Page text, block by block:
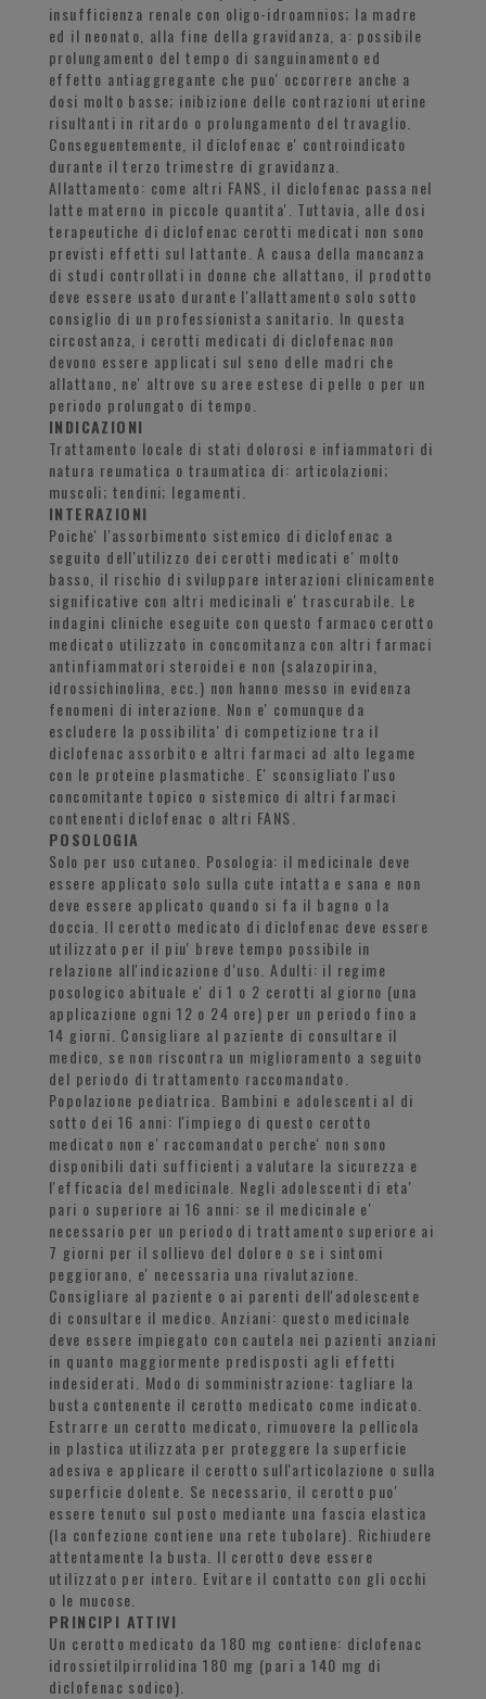
insufficienza renale con oligo-idroamnios; la madre
ed il neonato, alla fine della gravidanza, a: possibile
prolungamento del tempo di sanguinamento ed
effetto antiaggregante che puo' occorrere anche a
dosi molto basse; inibizione delle contrazioni uterine
risultanti in ritardo o prolungamento del travaglio.
Conseguentemente, il diclofenac e' controindicato
durante il terzo trimestre di gravidanza.
Allattamento: come altri FANS, il diclofenac passa nel
latte materno in piccole quantita'. Tuttavia, alle dosi
terapeutiche di diclofenac cerotti medicati non sono
previsti effetti sul lattante. A causa della mancanza
di studi controllati in donne che allattano, il prodotto
deve essere usato durante l'allattamento solo sotto
consiglio di un professionista sanitario. In questa
circostanza, i cerotti medicati di diclofenac non
devono essere applicati sul seno delle madri che
allattano, ne' altrove su aree estese di pelle o per un
periodo prolungato di tempo.
INDICAZIONI
Trattamento locale di stati dolorosi e infiammatori di
natura reumatica o traumatica di: articolazioni;
muscoli; tendini; legamenti.
INTERAZIONI
Poiche' l'assorbimento sistemico di diclofenac a
seguito dell'utilizzo dei cerotti medicati e' molto
basso, il rischio di sviluppare interazioni clinicamente
significative con altri medicinali e' trascurabile. Le
indagini cliniche eseguite con questo farmaco cerotto
medicato utilizzato in concomitanza con altri farmaci
antinfiammatori steroidei e non (salazopirina,
idrossichinolina, ecc.) non hanno messo in evidenza
fenomeni di interazione. Non e' comunque da
escludere la possibilita' di competizione tra il
diclofenac assorbito e altri farmaci ad alto legame
con le proteine plasmatiche. E' sconsigliato l'uso
concomitante topico o sistemico di altri farmaci
contenenti diclofenac o altri FANS.
POSOLOGIA
Solo per uso cutaneo. Posologia: il medicinale deve
essere applicato solo sulla cute intatta e sana e non
deve essere applicato quando si fa il bagno o la
doccia. Il cerotto medicato di diclofenac deve essere
utilizzato per il piu' breve tempo possibile in
relazione all'indicazione d'uso. Adulti: il regime
posologico abituale e' di 1 o 2 cerotti al giorno (una
applicazione ogni 12 o 24 ore) per un periodo fino a
14 giorni. Consigliare al paziente di consultare il
medico, se non riscontra un miglioramento a seguito
del periodo di trattamento raccomandato.
Popolazione pediatrica. Bambini e adolescenti al di
sotto dei 16 anni: l'impiego di questo cerotto
medicato non e' raccomandato perche' non sono
disponibili dati sufficienti a valutare la sicurezza e
l'efficacia del medicinale. Negli adolescenti di eta'
pari o superiore ai 16 anni: se il medicinale e'
necessario per un periodo di trattamento superiore ai
7 giorni per il sollievo del dolore o se i sintomi
peggiorano, e' necessaria una rivalutazione.
Consigliare al paziente o ai parenti dell'adolescente
di consultare il medico. Anziani: questo medicinale
deve essere impiegato con cautela nei pazienti anziani
in quanto maggiormente predisposti agli effetti
indesiderati. Modo di somministrazione: tagliare la
busta contenente il cerotto medicato come indicato.
Estrarre un cerotto medicato, rimuovere la pellicola
in plastica utilizzata per proteggere la superficie
adesiva e applicare il cerotto sull'articolazione o sulla
superficie dolente. Se necessario, il cerotto puo'
essere tenuto sul posto mediante una fascia elastica
(la confezione contiene una rete tubolare). Richiudere
attentamente la busta. Il cerotto deve essere
utilizzato per intero. Evitare il contatto con gli occhi
o le mucose.
PRINCIPI ATTIVI
Un cerotto medicato da 180 mg contiene: diclofenac
idrossietilpirrolidina 180 mg (pari a 140 mg di
diclofenac sodico).